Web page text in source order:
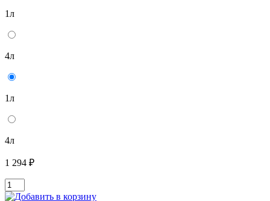
1л
4л
1л
4л
1 294 ₽